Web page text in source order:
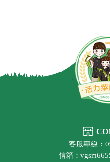
客服專線：
信箱：